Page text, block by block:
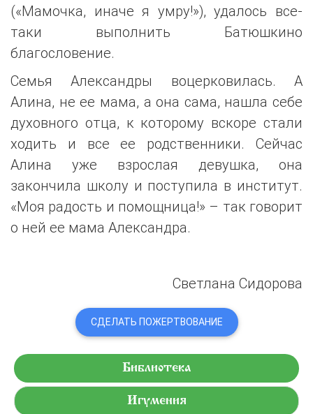
(«Мамочка, иначе я умру!»), удалось все-
таки выполнить Батюшкино
благословение.
Семья Александры воцерковилась. А
Алина, не ее мама, а она сама, нашла себе
духовного отца, к которому вскоре стали
ходить и все ее родственники. Сейчас
Алина уже взрослая девушка, она
закончила школу и поступила в институт.
«Моя радость и помощница!» – так говорит
о ней ее мама Александра.
Светлана Сидорова
СДЕЛАТЬ ПОЖЕРТВОВАНИЕ
Библиотека
Игумения